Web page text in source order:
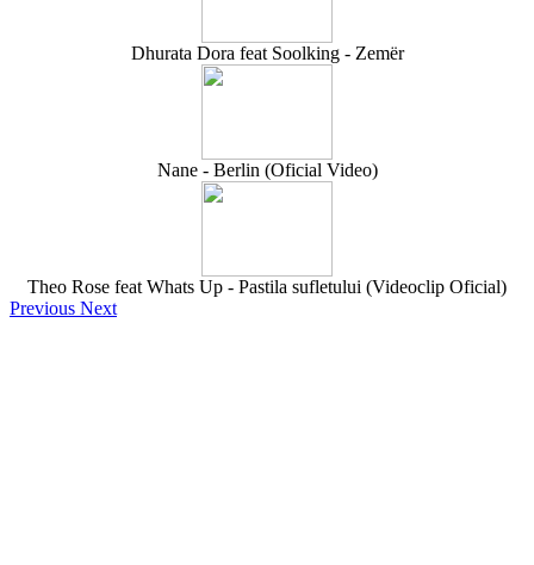
Dhurata Dora feat Soolking - Zemër
Nane - Berlin (Oficial Video)
Theo Rose feat Whats Up - Pastila sufletului (Videoclip Oficial)
Previous Next